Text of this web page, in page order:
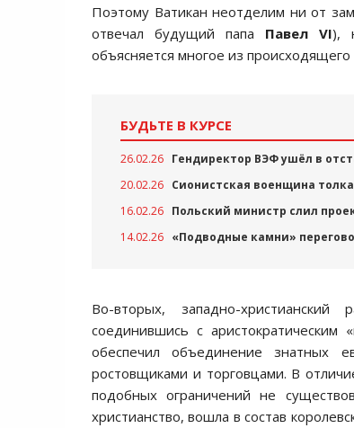
Поэтому Ватикан неотделим ни от
отвечал будущий папа Павел VI),
объясняется многое из происходящего
БУДЬТЕ В КУРСЕ
26.02.26 Гендиректор ВЭФ ушёл в
20.02.26 Сионистская военщина
16.02.26 Польский министр слил
14.02.26 «Подводные камни»
Во-вторых, западно-
соединившись с аристократическим
обеспечил объединение знатных
ростовщиками и торговцами. В
подобных ограничений не
христианство, вошла в состав